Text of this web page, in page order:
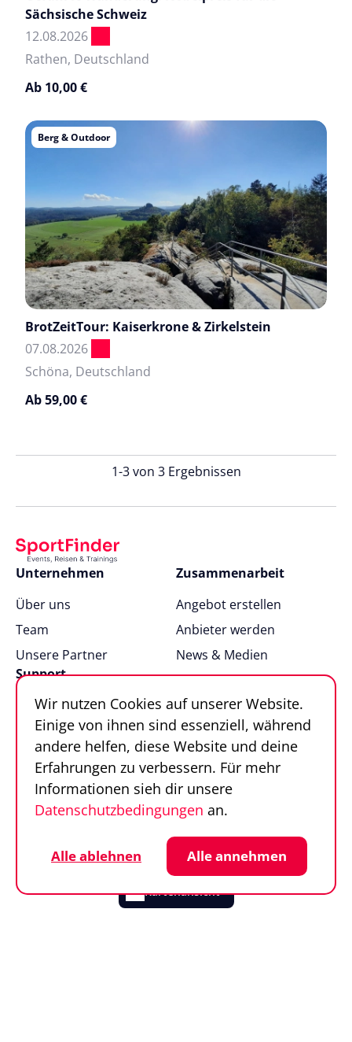
Kartenansicht
Sächsische Schweiz
12.08.2026
Rathen, Deutschland
Ab 10,00 €
Berg & Outdoor
BrotZeitTour: Kaiserkrone & Zirkelstein
07.08.2026
Schöna, Deutschland
Ab 59,00 €
1-3 von 3 Ergebnissen
Unternehmen
Über uns
Team
Unsere Partner
Zusammenarbeit
Angebot erstellen
Anbieter werden
News & Medien
Support
FAQ
Kontakt
Sportfinder in 100
Sekunden
© SportFinder 2026
Datenschutz
Cookie-Einstellungen
Impressum
AGB
Wir nutzen Cookies auf unserer Website.
Einige von ihnen sind essenziell, während
andere helfen, diese Website und deine
Erfahrungen zu verbessern. Für mehr
Informationen sieh dir unsere
Datenschutzbedingungen an.
Alle ablehnen Alle annehmen